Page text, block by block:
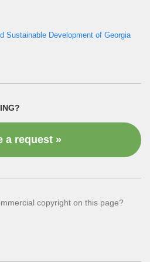
Sustainable Development of Georgia
a request »
copyright on this page?